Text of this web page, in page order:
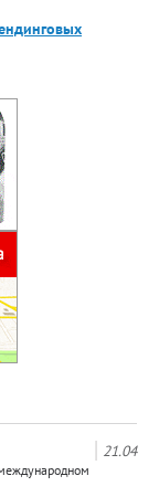
21.04